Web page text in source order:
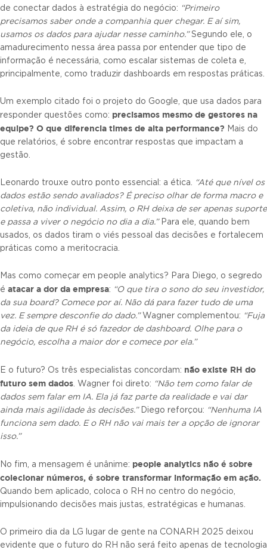
de conectar dados à estratégia do negócio: “Primeiro
precisamos saber onde a companhia quer chegar. E aí sim,
usamos os dados para ajudar nesse caminho.”Segundo ele, o
amadurecimento nessa área passa por entender que tipo de
informação é necessária, como escalar sistemas de coleta e,
principalmente, como traduzir dashboards em respostas práticas.
Um exemplo citado foi o projeto do Google, que usa dados para
responder questões como: precisamos mesmo de gestores na
equipe? O que diferencia times de alta performance? Mais do
que relatórios, é sobre encontrar respostas que impactam a
gestão.
Leonardo trouxe outro ponto essencial: a ética. “Até que nível os
dados estão sendo avaliados? É preciso olhar de forma macro e
coletiva, não individual. Assim, o RH deixa de ser apenas suporte
e passa a viver o negócio no dia a dia.”Para ele, quando bem
usados, os dados tiram o viés pessoal das decisões e fortalecem
práticas como a meritocracia.
Mas como começar em people analytics? Para Diego, o segredo
é atacar a dor da empresa: “O que tira o sono do seu investidor,
da sua board? Comece por aí. Não dá para fazer tudo de uma
vez. E sempre desconfie do dado.”Wagner complementou: “Fuja
da ideia de que RH é só fazedor de dashboard. Olhe para o
negócio, escolha a maior dor e comece por ela.”
E o futuro? Os três especialistas concordam: não existe RH do
futuro sem dados. Wagner foi direto: “Não tem como falar de
dados sem falar em IA. Ela já faz parte da realidade e vai dar
ainda mais agilidade às decisões.”Diego reforçou: “Nenhuma IA
funciona sem dado. E o RH não vai mais ter a opção de ignorar
isso.”
No fim, a mensagem é unânime: people analytics não é sobre
colecionar números, é sobre transformar informação em ação.
Quando bem aplicado, coloca o RH no centro do negócio,
impulsionando decisões mais justas, estratégicas e humanas.
O primeiro dia da LG lugar de gente na CONARH 2025 deixou
evidente que o futuro do RH não será feito apenas de tecnologia